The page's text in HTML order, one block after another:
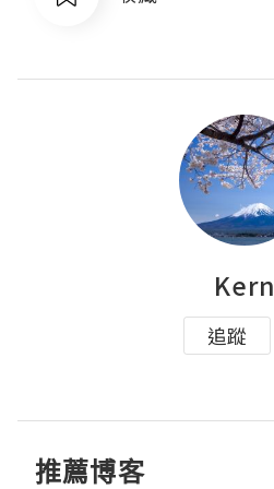
Kern
追蹤
推薦博客